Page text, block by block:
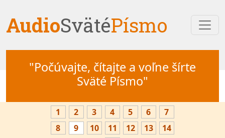
AudioSvätéPísmo
"Počúvajte, čítajte a voľne šírte
Sväté Písmo"
1 2 3 4 5 6
7
8
9 10 11 12 13
14